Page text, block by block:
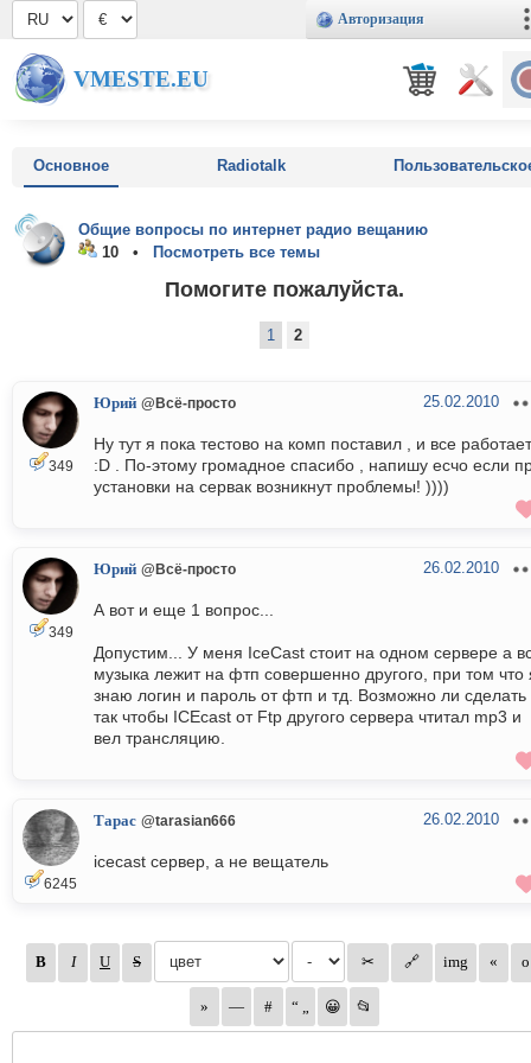
Авторизация
VMESTE.EU
Основное Radiotalk
Общие вопросы по интернет радио вещанию
10 •
Посмотреть все темы
Помогите пожалуйста.
1 2
349
Юрий @Всё-просто 25.02.2010
Ну тут я пока тестово на комп поставил , и все
:D . По-этому громадное спасибо , напишу есчо если
установки на сервак возникнут проблемы! ))))
349
Юрий @Всё-просто 26.02.2010
А вот и еще 1 вопрос...
Допустим... У меня IceCast стоит на одном сервере а
музыка лежит на фтп совершенно другого, при том что
знаю логин и пароль от фтп и тд. Возможно ли сделать
так чтобы ICEcast от Ftp другого сервера чтитал mp3 и
вел трансляцию.
6245
Тарас @tarasian666 26.02.2010
icecast сервер, а не вещатель